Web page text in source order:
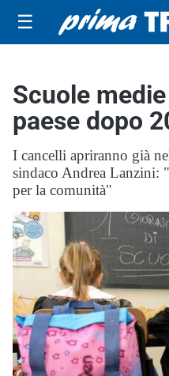
☰
Scuole
paese dopo
I cancelli apriranno già
sindaco Andrea Lanzini:
per la comunità"